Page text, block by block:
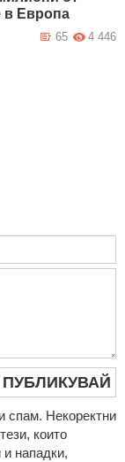
в Европа
4 446
65
ПУБЛИКУВАЙ
cпaм. Нeкoрeктни
кoитo
нaпaдки,